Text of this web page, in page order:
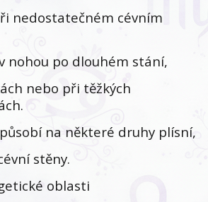
nedostatečném cévním
nohou po dlouhém stání,
nebo při těžkých
na některé druhy plísní,
stěny.
oblasti